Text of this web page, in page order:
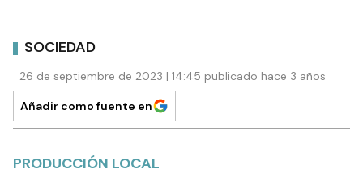
SOCIEDAD
26 de septiembre de 2023 | 14:45 publicado hace 3 años
Añadir como fuente en
PRODUCCIÓN LOCAL